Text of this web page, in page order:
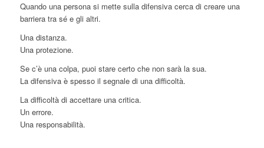
Quando una persona si mette sulla difensiva cerca di creare una
barriera tra sé e gli altri.
Una distanza.
Una protezione.
Se c’è una colpa, puoi stare certo che non sarà la sua.
La difensiva è spesso il segnale di una difficoltà.
La difficoltà di accettare una critica.
Un errore.
Una responsabilità.